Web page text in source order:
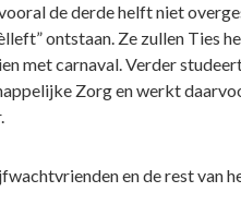
de derde helft niet
ontstaan. Ze zullen Ties
met carnaval. Verder
Zorg en werkt
en de rest van